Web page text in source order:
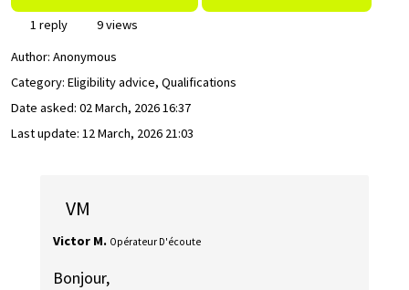
1 reply
9 views
Author: Anonymous
Category: Eligibility advice, Qualifications
Date asked: 02 March, 2026 16:37
Last update: 12 March, 2026 21:03
VM
Victor M. Opérateur D'écoute
Bonjour,